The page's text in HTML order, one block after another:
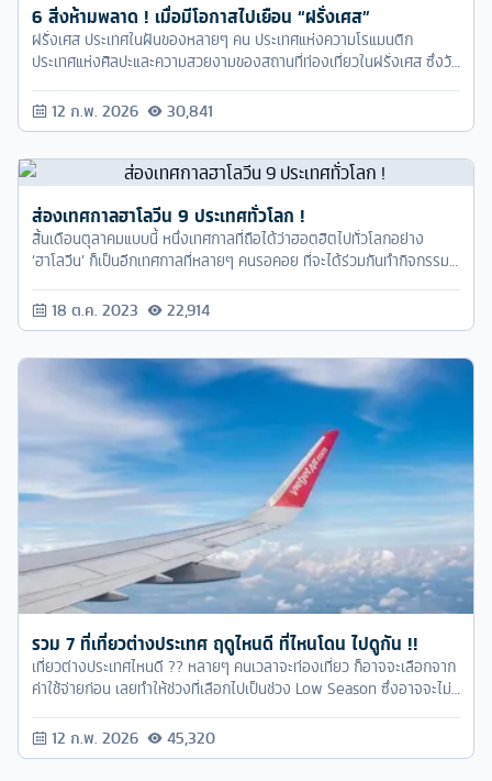
6 สิ่งห้ามพลาด ! เมื่อมีโอกาสไปเยือน “ฝรั่งเศส”
ฝรั่งเศส ประเทศในฝันของหลายๆ คน ประเทศแห่งความโรแมนติก
ประเทศแห่งศิลปะและความสวยงามของสถานที่ท่องเที่ยวในฝรั่งเศส ซึ่งวัน
เด็ดขาด
12 ก.พ. 2026 30,841
ส่องเทศกาลฮาโลวีน 9 ประเทศทั่วโลก !
สิ้นเดือนตุลาคมแบบนี้ หนึ่งเทศกาลที่ถือได้ว่าฮอตฮิตไปทั่วโลกอย่าง
‘ฮาโลวีน’ ก็เป็นอีกเทศกาลที่หลายๆ คนรอคอย ที่จะได้ร่วมกันทำกิจกรรม
และไม่ควรพลาดเลยล่ะครับ
18 ต.ค. 2023 22,914
รวม 7 ที่เที่ยวต่างประเทศ ฤดูไหนดี ที่ไหนโดน ไปดูกัน !!
เที่ยวต่างประเทศไหนดี ?? หลายๆ คนเวลาจะท่องเที่ยว ก็อาจจะเลือกจาก
ค่าใช้จ่ายก่อน เลยทำให้ช่วงที่เลือกไปเป็นช่วง Low Season ซึ่งอาจจะไม่
จึงขอแนะนำให้ทุกคน เก็บเงินเพิ่มอีกสักนิด แล้วไปเที่ยวในช่วง High
Season จะดีกว่าครับ บอกเลยว่าได้เจอความสวยงาม ความพีค น่าประทับ
12 ก.พ. 2026 45,320